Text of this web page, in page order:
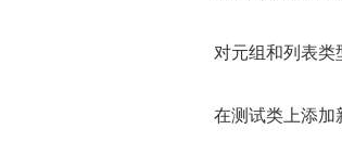
对元组和列表类
在测试类上添加